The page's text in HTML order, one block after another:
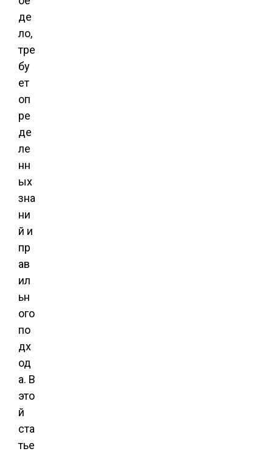
де
ло,
тре
бу
ет
оп
ре
де
ле
нн
ых
зна
ни
й и
пр
ав
ил
ьн
ого
по
дх
од
а. В
это
й
ста
тье